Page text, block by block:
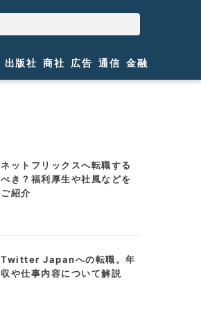
出版社 商社 広告 通信 金融
ネットフリックスへ転職する
べき？福利厚生や社風などを
ご紹介
Twitter Japanへの転職。年
収や仕事内容について解説